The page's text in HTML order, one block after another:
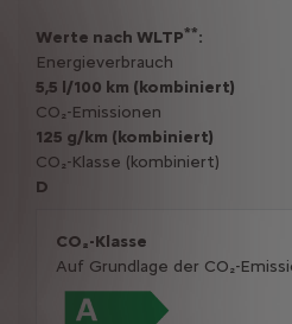
Werte nach WLTP**:
Energieverbrauch
5,5 l/100 km (kombiniert)
CO₂-Emissionen
125 g/km (kombiniert)
CO₂-Klasse (kombiniert)
D
CO₂-Klasse
Auf Grundlage der CO₂-